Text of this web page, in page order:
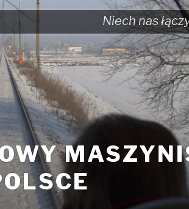
Niech nas